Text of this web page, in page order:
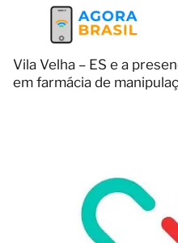
Vila Velha – ES e a
em farmácia de